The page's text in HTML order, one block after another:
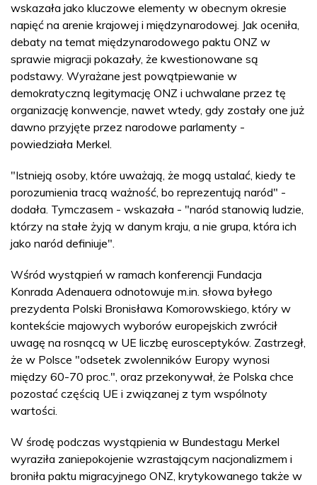
wskazała jako kluczowe elementy w obecnym okresie
napięć na arenie krajowej i międzynarodowej. Jak oceniła,
debaty na temat międzynarodowego paktu ONZ w
sprawie migracji pokazały, że kwestionowane są
podstawy. Wyrażane jest powątpiewanie w
demokratyczną legitymację ONZ i uchwalane przez tę
organizację konwencje, nawet wtedy, gdy zostały one już
dawno przyjęte przez narodowe parlamenty -
powiedziała Merkel.
"Istnieją osoby, które uważają, że mogą ustalać, kiedy te
porozumienia tracą ważność, bo reprezentują naród" -
dodała. Tymczasem - wskazała - "naród stanowią ludzie,
którzy na stałe żyją w danym kraju, a nie grupa, która ich
jako naród definiuje".
Wśród wystąpień w ramach konferencji Fundacja
Konrada Adenauera odnotowuje m.in. słowa byłego
prezydenta Polski Bronisława Komorowskiego, który w
kontekście majowych wyborów europejskich zwrócił
uwagę na rosnącą w UE liczbę eurosceptyków. Zastrzegł,
że w Polsce "odsetek zwolenników Europy wynosi
między 60-70 proc.", oraz przekonywał, że Polska chce
pozostać częścią UE i związanej z tym wspólnoty
wartości.
W środę podczas wystąpienia w Bundestagu Merkel
wyraziła zaniepokojenie wzrastającym nacjonalizmem i
broniła paktu migracyjnego ONZ, krytykowanego także w